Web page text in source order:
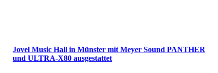
Jovel Music Hall in Münster mit Meyer Sound PANTHER
und ULTRA-X80 ausgestattet